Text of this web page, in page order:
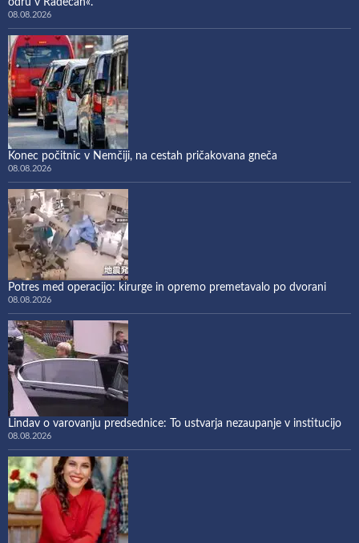
odru v Radečah«.
08.08.2026
Konec počitnic v Nemčiji, na cestah pričakovana gneča
08.08.2026
Potres med operacijo: kirurge in opremo premetavalo po dvorani
08.08.2026
Lindav o varovanju predsednice: To ustvarja nezaupanje v institucijo
08.08.2026